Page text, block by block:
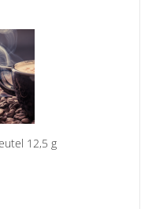
12,5 g